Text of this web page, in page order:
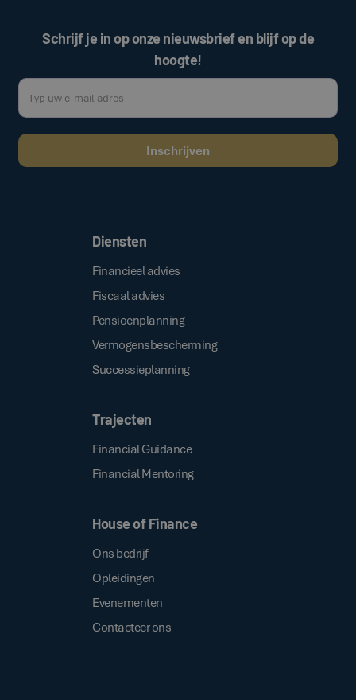
Schrijf je in op onze nieuwsbrief en blijf op de
hoogte!
Diensten
Financieel advies
Fiscaal advies
Pensioenplanning
Vermogensbescherming
Successieplanning
Trajecten
Financial Guidance
Financial Mentoring
House of Finance
Ons bedrijf
Opleidingen
Evenementen
Contacteer ons